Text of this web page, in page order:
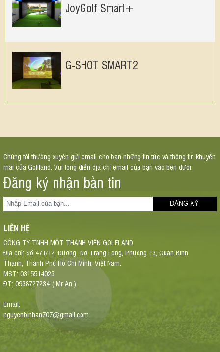
JoyGolf Smart+
G-SHOT SMART2
Chúng tôi thường xuyên gửi email cho bạn những tin tức và thông tin khuyến
mãi của Golfland. Vui lòng điền địa chỉ email của bạn vào bên dưới.
Đăng ký nhận bản tin
LIÊN HỆ
CÔNG TY TNHH MỘT THÀNH VIÊN GOLFLAND
Địa chỉ: Số 471/12, Đường Nơ Trang Long, Phường 13, Quận Bình
Thạnh, Thành Phố Hồ Chí Minh, Việt Nam.
MST: 0315514023
ĐT: 0938727234 ( Mr An )
Email:
nguyenbinhan707@gmail.com